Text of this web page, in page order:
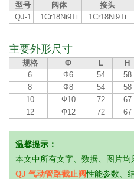
型号 阀体 接头
QJ-1
1Cr18Ni9Ti 1Cr18Ni9Ti
主要外形尺寸
规格 Ф L H
6
Ф6 54 58
8
Ф8 54 58
10
Ф10 72 67
12
Ф12 72 67
温馨提示：
本文中所有文字、数据、图片
QJ 气动管路截止阀性能参数、